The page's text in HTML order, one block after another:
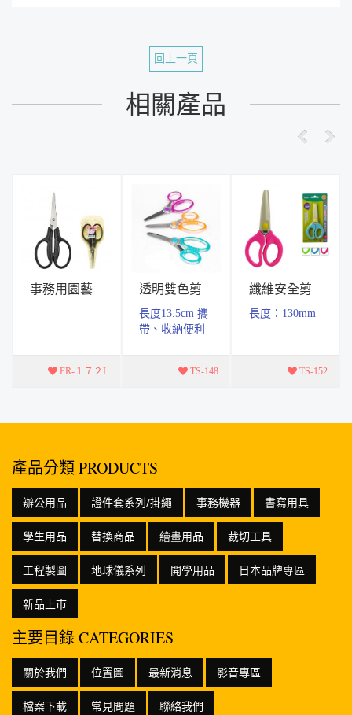
回上一頁
相關產品
事務用園藝
FR-１７２L
透明雙色剪
刀
長度13.5cm 攜
帶、收納便利
TS-148
纖維安全剪
刀
長度：130mm
TS-152
產品分類 PRODUCTS
辦公用品 證件套系列/掛繩 事務機器 書寫用具
學生用品 替換商品 繪畫用品 裁切工具
工程製圖 地球儀系列 開學用品 日本品牌專區
新品上市
主要目錄 CATEGORIES
關於我們 位置圖 最新消息 影音專區
檔案下載 常見問題 聯絡我們